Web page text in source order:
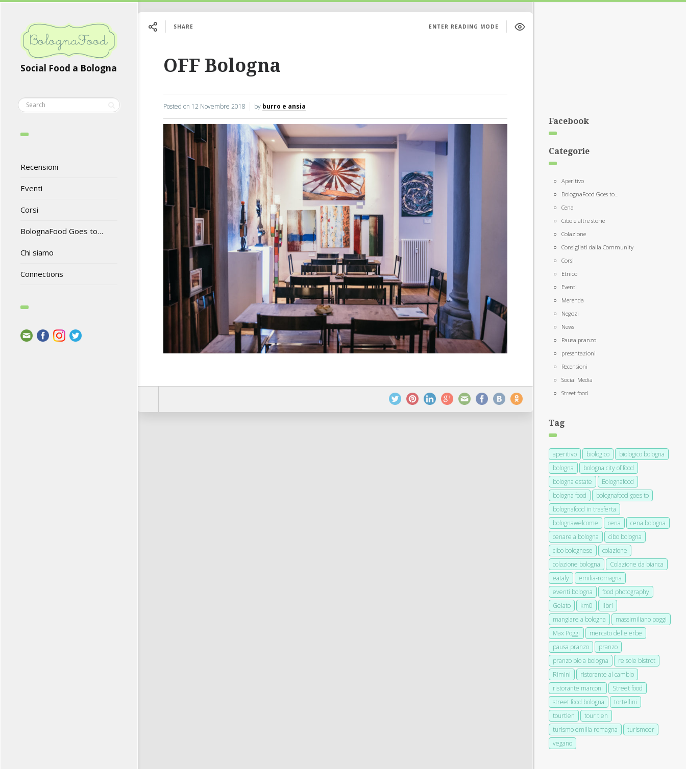
Social Food a Bologna
Recensioni
Eventi
Corsi
BolognaFood Goes to…
Chi siamo
Connections
SHARE ENTER READING MODE
OFF Bologna
Posted on 12 Novembre 2018 by burro e ansia
Facebook
Categorie
Aperitivo
BolognaFood Goes to…
Cena
Cibo e altre storie
Colazione
Consigliati dalla Community
Corsi
Etnico
Eventi
Merenda
Negozi
News
Pausa pranzo
presentazioni
Recensioni
Social Media
Street food
Tag
aperitivo biologico
biologico bologna
bologna
bologna city of food
bologna estate
Bolognafood
bologna food
bolognafood goes to
bolognafood in trasferta
bolognawelcome
cena
cena bologna
cenare a bologna
cibo bologna
cibo bolognese
colazione
colazione bologna
Colazione da bianca
eataly
emilia-romagna
eventi bologna
food photography
Gelato
km0
libri
mangiare a bologna
massimiliano poggi
Max Poggi
mercato delle erbe
pausa pranzo
pranzo
pranzo bio a bologna
re sole bistrot
Rimini
ristorante al cambio
ristorante marconi
Street food
street food bologna
tortellini
tourtlen
tour tlen
turismo emilia romagna
turismoer
vegano